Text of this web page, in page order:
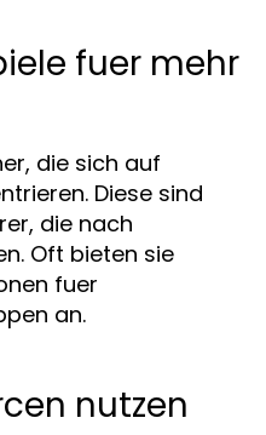
fuer mehr
die sich auf
Diese sind
die nach
Oft bieten sie
fuer
an.
nutzen